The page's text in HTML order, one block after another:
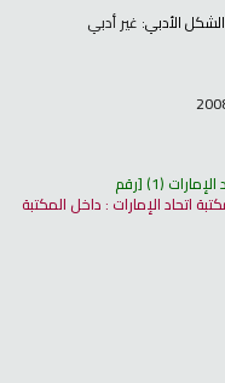
الأدبي: غير أدبي
الإمارات (1) رقم
اتحاد الإمارات : داخل المكتبة